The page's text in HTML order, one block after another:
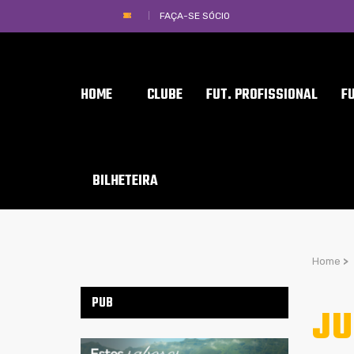
FAÇA-SE SÓCIO
HOME CLUBE FUT. PROFISSIONAL
BILHETEIRA
Home >
PUB